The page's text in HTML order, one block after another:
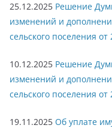
25.12.2025 Решение
изменений и
сельского поселения
10.12.2025 Решение
изменений и
сельского поселения
19.11.2025 Об уплате